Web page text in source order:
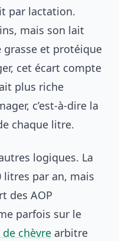
par lactation.
mais son lait
et protéique
cet écart compte
plus riche
c’est-à-dire la
chaque litre.
logiques. La
litres par an, mais
des AOP
parfois sur le
de chèvre arbitre